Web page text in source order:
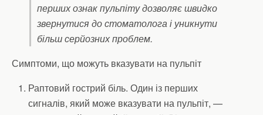
перших ознак пульпіту дозволяє швидко
звернутися до стоматолога і уникнути
більш серйозних проблем.
Симптоми, що можуть вказувати на пульпіт
Раптовий гострий біль. Один із перших
сигналів, який може вказувати на пульпіт, —